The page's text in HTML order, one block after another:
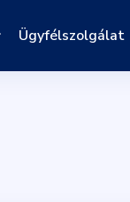
Ügyfélszolgálat